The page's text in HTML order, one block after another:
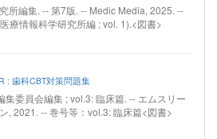
所編集. -- 第7版. -- Medic Media, 2025. --
療情報科学研究所編 ; vol. 1).<図書>
: 歯科CBT対策問題集
集委員会編集 ; vol.3: 臨床篇. -- エムスリー
, 2021. -- 巻号等：vol.3: 臨床篇<図書>